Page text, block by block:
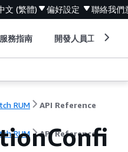
文 (繁體) 偏好設定 聯絡我們
服務指南 開發人員工具
RUM API Reference
RUM API Reference